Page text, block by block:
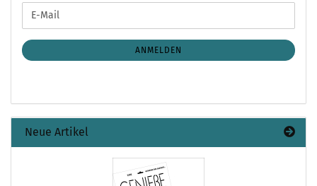
ZUR
ANMELDUNG
E-
Mail
ANMELDEN
Neue Artikel